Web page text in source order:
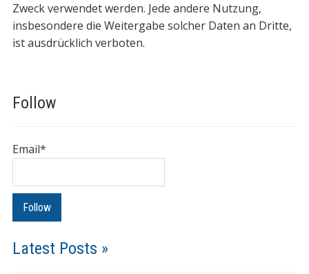
Follow
Email*
Latest Posts »
Zweck verwendet werden. Jede andere Nutzung,
insbesondere die Weitergabe solcher Daten an Dritte,
ist ausdrücklich verboten.